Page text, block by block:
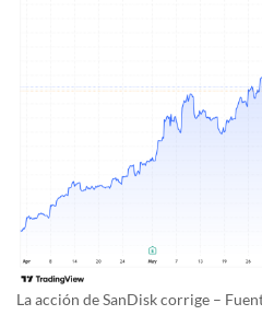
La acción de SanDisk corrige –